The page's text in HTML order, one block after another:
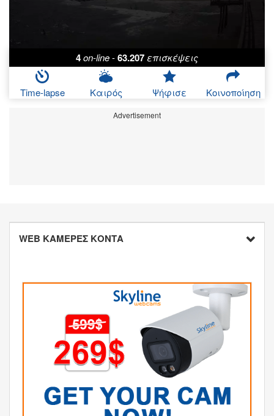
4on-line-63.207επισκέψεις
Time-lapse Καιρός Ψήφισε Κοινοποίηση
Advertisement
WEB ΚΑΜΕΡΕΣ ΚΟΝΤΑ